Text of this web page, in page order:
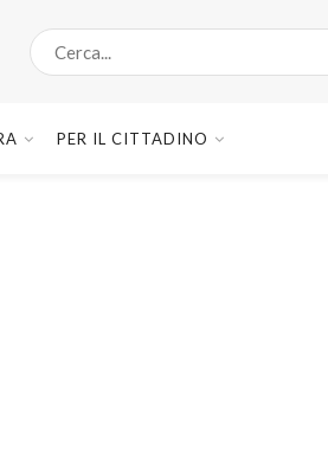
PER IL CITTADINO